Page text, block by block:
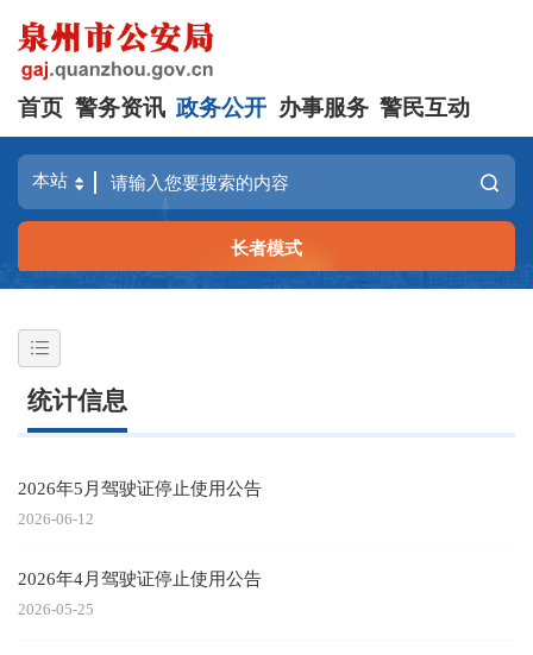
首页 警务资讯 政务公开 办事服务 警民互动
长者模式
统计信息
2026年5月驾驶证停止使用公告
2026-06-12
2026年4月驾驶证停止使用公告
2026-05-25